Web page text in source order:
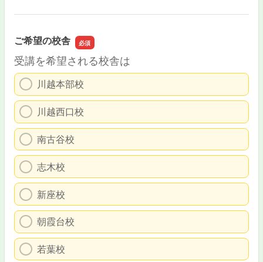
ご希望の校舎
受講を希望される校舎は
川越本部校
川越西口校
南古谷校
志木校
新座校
朝霞台校
若葉校